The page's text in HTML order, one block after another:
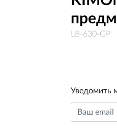
LB-630-GP
Уведомить